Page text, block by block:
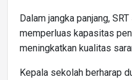
Dalam jangka panjang,
memperluas kapasitas
meningkatkan kualitas
Kepala sekolah berharap